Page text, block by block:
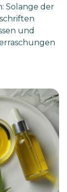
Solange der
und